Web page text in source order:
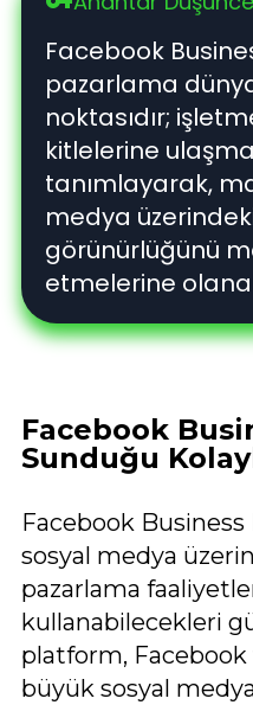
Facebook
pazarlama
noktasıdır;
kitlelerine
tanımlayarak,
medya
görünürlüğünü
etmelerine
Facebook
Sunduğu
Facebook
sosyal medya
pazarlama
kullanabilecekleri
platform,
büyük sosyal